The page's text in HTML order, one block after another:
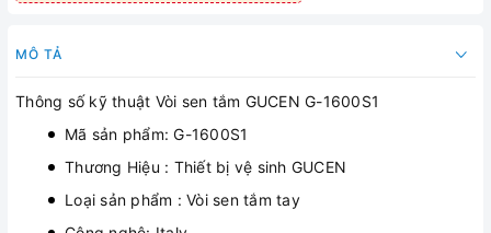
MÔ TẢ
Thông số kỹ thuật Vòi sen tắm GUCEN G-1600S1
Mã sản phẩm: G-1600S1
Thương Hiệu : Thiết bị vệ sinh GUCEN
Loại sản phẩm : Vòi sen tắm tay